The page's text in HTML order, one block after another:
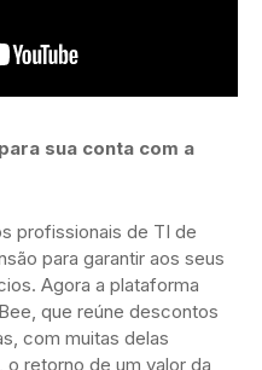
sua conta com a
profissionais de TI de
para garantir aos seus
Agora a plataforma
que reúne descontos
com muitas delas
retorno de um valor da